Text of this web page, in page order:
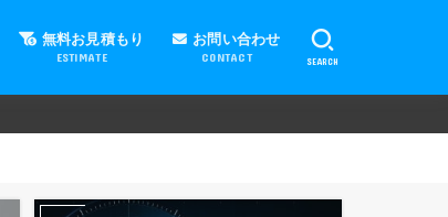
無料お見積もり
ESTIMATE
お問い合わせ
CONTACT SEARCH